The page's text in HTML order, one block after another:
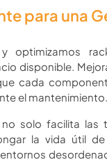
para una
y optimizamos
disponible.
cada
el mantenimiento.
solo facilita las
la vida útil